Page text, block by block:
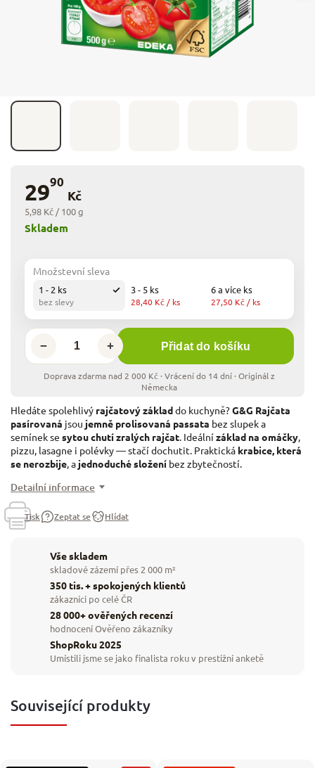
2990
Kč
5,98 Kč / 100 g
Množstevní sleva
1 - 2 ks
bez slevy
3 - 5 ks
28,40 Kč / ks
6 a více ks
27,50 Kč / ks
+
− Přidat do košíku
Skladem
Hledáte spolehlivý rajčatový základdo kuchyně?G&G Rajčata
pasírovaná jsou jemně prolisovaná passata bez slupek a
semínek se sytou chutí zralých rajčat. Ideálnízáklad na omáčky,
pizzu, lasagne i polévky — stačí dochutit. Praktická krabice, která
se nerozbije, a jednoduché složení bez zbytečností.
Detailní informace
Tisk Zeptat se Hlídat
Vše skladem
skladové zázemí přes 2 000 m²
350 tis. + spokojených klientů
zákazníci po celé ČR
28 000+ ověřených recenzí
hodnocení Ověřeno zákazníky
ShopRoku 2025
Umístili jsme se jako finalista roku v prestižní anketě
Související produkty